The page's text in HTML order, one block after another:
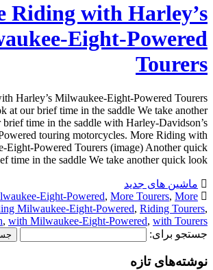
Riding with Harley’s
Eight-Powered
Tourers
Harley’s Milwaukee-Eight-Powered Tourers
at our brief time in the saddle We take another
time in the saddle with Harley-Davidson’s
touring motorcycles. More Riding with
Eight-Powered Tourers (image) Another quick
time in the saddle We take another quick look […]
ماشین های جدید
Eight-Powered, More Tourers, More
Milwaukee-Eight-Powered, Riding Tourers,
, with Milwaukee-Eight-Powered, with Tourers
جستجو برای:
نوشته‌های تازه